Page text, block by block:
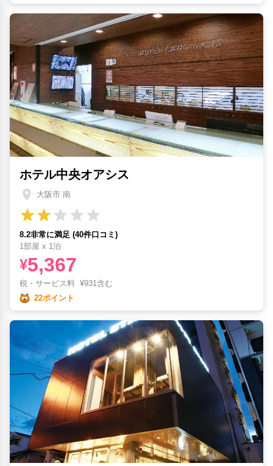
ホテル中央オアシス
大阪市 南
8.2非常に満足 (40件口コミ)
1部屋 x 1泊
¥5,367
税・サービス料 ¥931含む
22ポイント